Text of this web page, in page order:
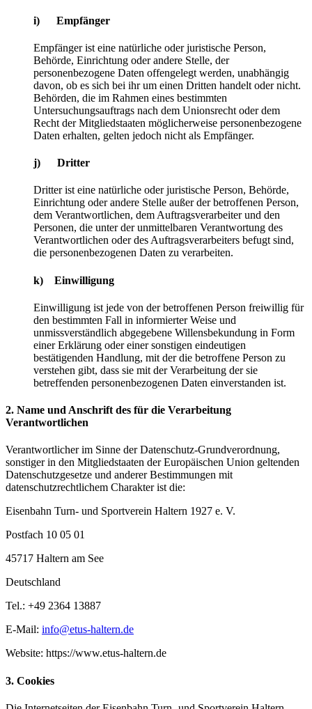
i) Empfänger
Empfänger ist eine natürliche oder juristische Person,
Behörde, Einrichtung oder andere Stelle, der
personenbezogene Daten offengelegt werden, unabhängig
davon, ob es sich bei ihr um einen Dritten handelt oder nicht.
Behörden, die im Rahmen eines bestimmten
Untersuchungsauftrags nach dem Unionsrecht oder dem
Recht der Mitgliedstaaten möglicherweise personenbezogene
Daten erhalten, gelten jedoch nicht als Empfänger.
j) Dritter
Dritter ist eine natürliche oder juristische Person, Behörde,
Einrichtung oder andere Stelle außer der betroffenen Person,
dem Verantwortlichen, dem Auftragsverarbeiter und den
Personen, die unter der unmittelbaren Verantwortung des
Verantwortlichen oder des Auftragsverarbeiters befugt sind,
die personenbezogenen Daten zu verarbeiten.
k) Einwilligung
Einwilligung ist jede von der betroffenen Person freiwillig für
den bestimmten Fall in informierter Weise und
unmissverständlich abgegebene Willensbekundung in Form
einer Erklärung oder einer sonstigen eindeutigen
bestätigenden Handlung, mit der die betroffene Person zu
verstehen gibt, dass sie mit der Verarbeitung der sie
betreffenden personenbezogenen Daten einverstanden ist.
2. Name und Anschrift des für die Verarbeitung
Verantwortlichen
Verantwortlicher im Sinne der Datenschutz-Grundverordnung,
sonstiger in den Mitgliedstaaten der Europäischen Union geltenden
Datenschutzgesetze und anderer Bestimmungen mit
datenschutzrechtlichem Charakter ist die:
Eisenbahn Turn- und Sportverein Haltern 1927 e. V.
Postfach 10 05 01
45717 Haltern am See
Deutschland
Tel.: +49 2364 13887
E-Mail: info@etus-haltern.de
Website: https://www.etus-haltern.de
3. Cookies